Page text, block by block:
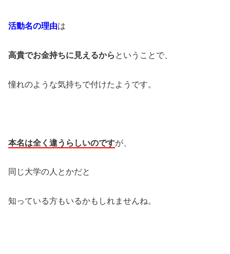
活動名の理由は
高貴でお金持ちに見えるから ということで、
憧れのような気持ちで付けたようです。
本名は全く違うらしいのですが、
同じ大学の人とかだと
知っている方もいるかもしれませんね。